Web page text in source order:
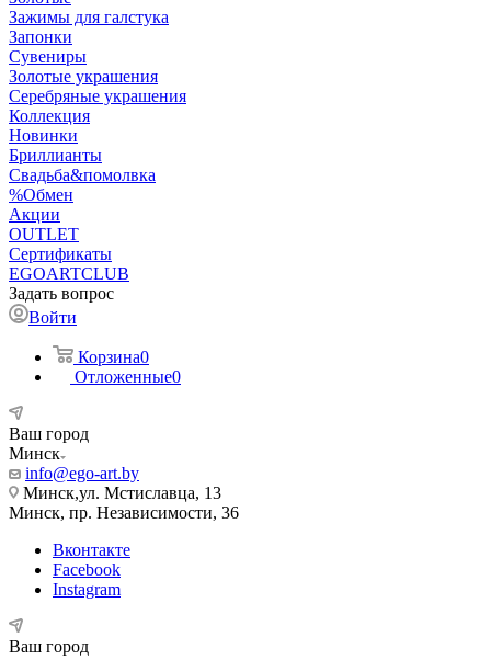
Зажимы для галстука
Запонки
Сувениры
Золотые украшения
Серебряные украшения
Коллекция
Новинки
Бриллианты
Свадьба&помолвка
%Обмен
Акции
OUTLET
Сертификаты
EGOARTCLUB
Задать вопрос
Войти
Корзина0
Отложенные0
Ваш город
Минск
info@ego-art.by
Минск,ул. Мстиславца, 13
Минск, пр. Независимости, 36
Вконтакте
Facebook
Instagram
Ваш город